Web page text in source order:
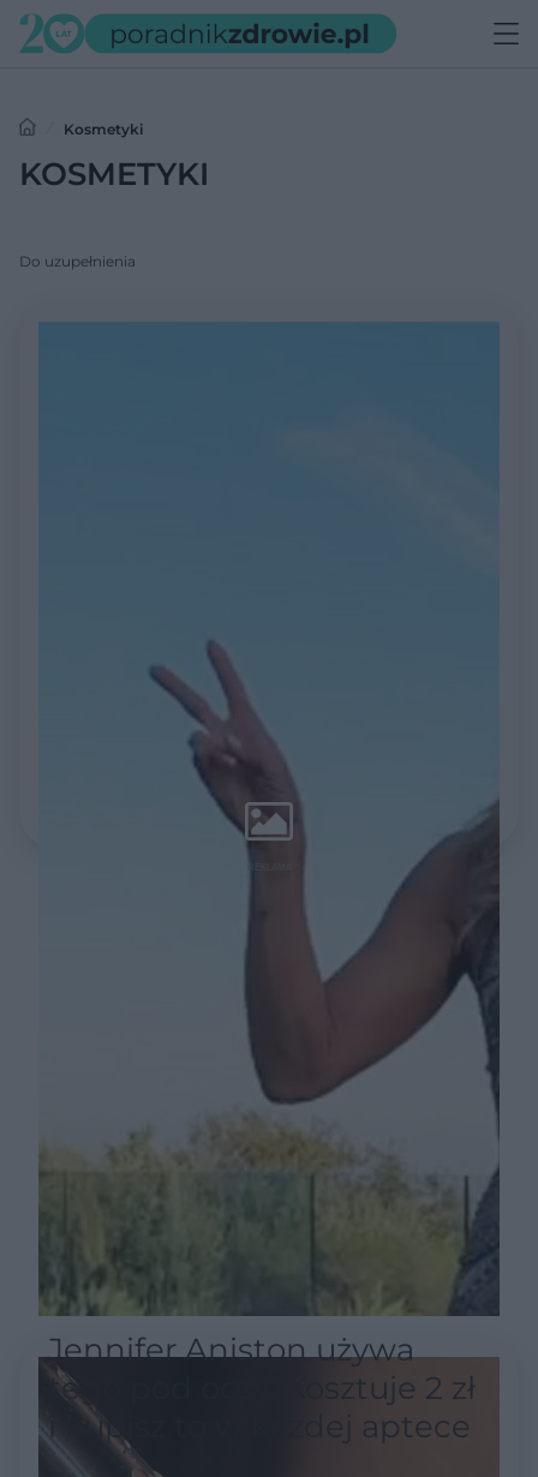
Kosmetyki
KOSMETYKI
Do uzupełnienia
Jennifer Aniston używa
tego pod oczy. Kosztuje 2 zł
i kupisz to w każdej aptece